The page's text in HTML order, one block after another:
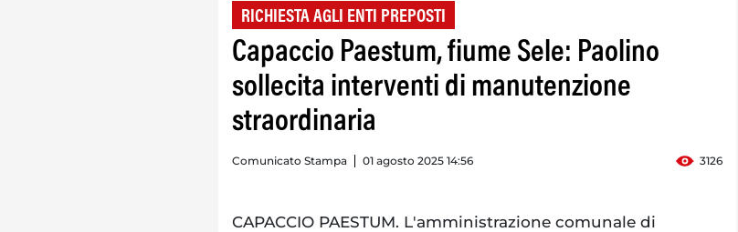
RICHIESTA AGLI ENTI PREPOSTI
Capaccio Paestum, fiume Sele: Paolino
sollecita interventi di manutenzione
straordinaria
Comunicato Stampa 01 agosto 2025 14:56 3126
CAPACCIO PAESTUM. L'amministrazione comunale di